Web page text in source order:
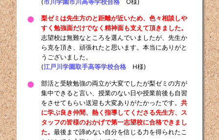
●
梨ゼミは先生方のと距離が近いため、色々相談しや
すく勉強面だけでなく精神面も支えて頂きました。
志望校は無難なところを選んでいましたが、先生か
ら克を頂き、頑張れたと思います。本当にありがと
うございました。
(江戸川学園取手高等学校合格H様)
●
部活と受験勉強の両立が大変でしたが梨ゼミの方が
集中できると言い、授業のない日や授業前後も自習
をさせてもらい送迎も大変ありがたかったです。 共
に学ぶ良き仲間、熱く指導してくださる先生方、ス
タッフの皆様のおかげで第一志望校に合格できまし
た。 最後まで諦めない自分を信じる力を得られたこ